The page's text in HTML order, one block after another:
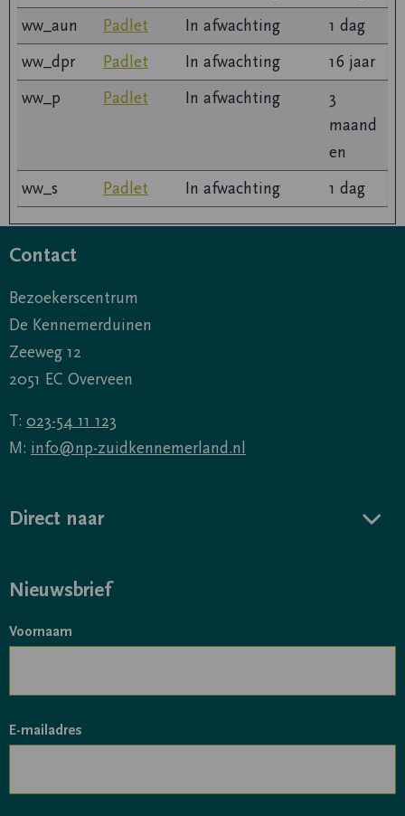
ww_aun
Padlet In afwachting
1 dag
ww_dpr
Padlet In afwachting
16 jaar
ww_p
Padlet In afwachting
3
maand
en
ww_s
Padlet In afwachting 1 dag
Contact
Bezoekerscentrum
De Kennemerduinen
Zeeweg 12
2051 EC Overveen
T: 023-54 11 123
M: info@np-zuidkennemerland.nl
Direct naar
Nieuwsbrief
Voornaam
E-mailadres